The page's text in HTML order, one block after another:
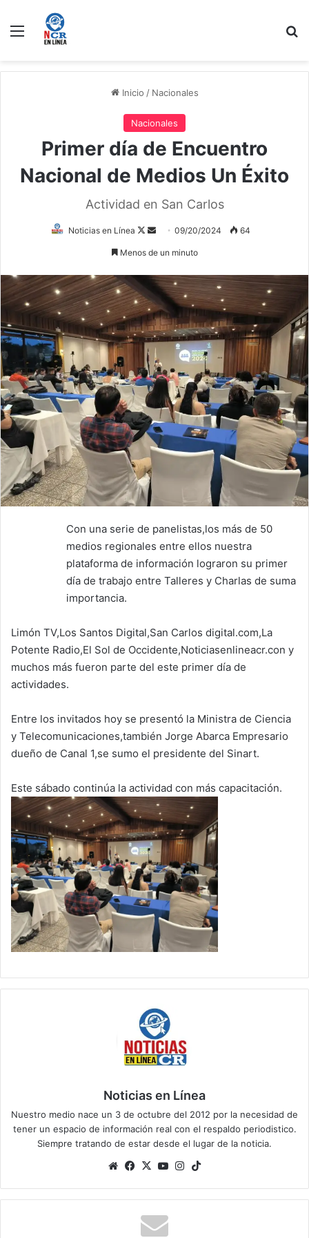
Menú
Inicio / Nacionales
Nacionales
Primer día de Encuentro
Nacional de Medios Un Éxito
Actividad en San Carlos
Noticias en Línea
Follow
Send09/20/2024 64
Menos de un minuto
Con una serie de panelistas,los más de 50
medios regionales entre ellos nuestra
plataforma de información lograron su primer
día de trabajo entre Talleres y Charlas de suma
importancia.
Limón TV,Los Santos Digital,San Carlos digital.com,La
Potente Radio,El Sol de Occidente,Noticiasenlineacr.con y
muchos más fueron parte del este primer día de
actividades.
Entre los invitados hoy se presentó la Ministra de Ciencia
y Telecomunicaciones,también Jorge Abarca Empresario
dueño de Canal 1,se sumo el presidente del Sinart.
Este sábado continúa la actividad con más capacitación.
Noticias en Línea
Nuestro medio nace un 3 de octubre del 2012 por la necesidad de
tener un espacio de información real con el respaldo periodistico.
Siempre tratando de estar desde el lugar de la noticia.
SitioFacebook
X YouTubeInstagram